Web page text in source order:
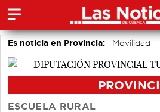
Es noticia en Provincia: Movilidad
Medio Ambiente
ESCUELA RURAL